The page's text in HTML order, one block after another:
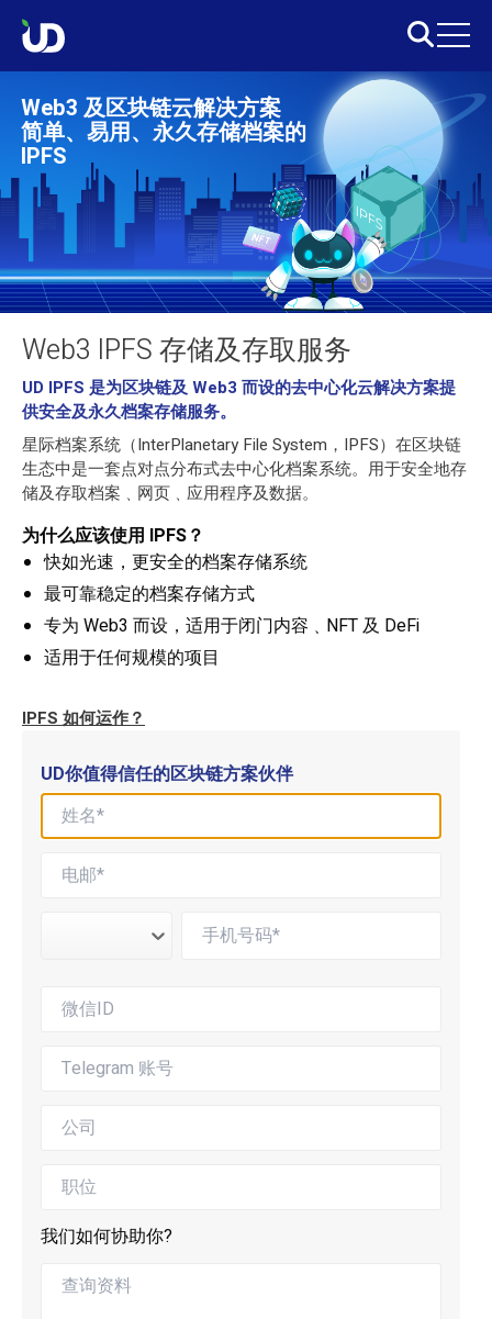
Web3 及区块链云解决方案
简单、易用、永久存储档案的
IPFS
Web3 IPFS 存储及存取服务
UD IPFS 是为区块链及 Web3 而设的去中心化云解决方案提
供安全及永久档案存储服务。
星际档案系统（InterPlanetary File System，IPFS）在区块链
生态中是一套点对点分布式去中心化档案系统。用于安全地存
储及存取档案﹑网页﹑应用程序及数据。
为什么应该使用 IPFS？
快如光速，更安全的档案存储系统
最可靠稳定的档案存储方式
专为 Web3 而设，适用于闭门内容﹑NFT 及 DeFi
适用于任何规模的项目
IPFS 如何运作？
UD你值得信任的区块链方案伙伴
我们如何协助你?